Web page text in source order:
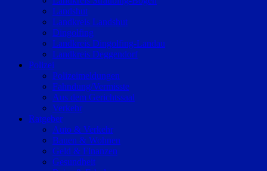
Landshut
Landkreis Landshut
Dingolfing
Landkreis Dingolfing-Landau
Landkreis Deggendorf
Polizei
Polizeimeldungen
Fahndung/Vermisste
Aus dem Gerichtssaal
Verkehr
Ratgeber
Auto & Verkehr
Bauen & Wohnen
Geld & Finanzen
Gesundheit